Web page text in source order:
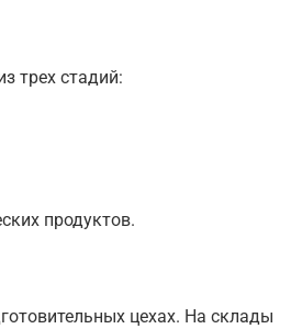
трех стадий:
продуктов.
цехах. На склады